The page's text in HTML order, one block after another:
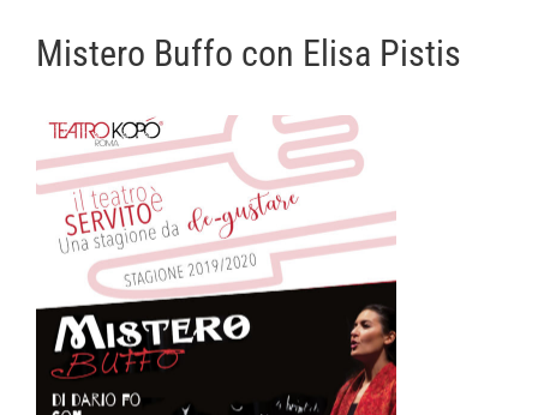
Mistero Buffo con Elisa Pistis